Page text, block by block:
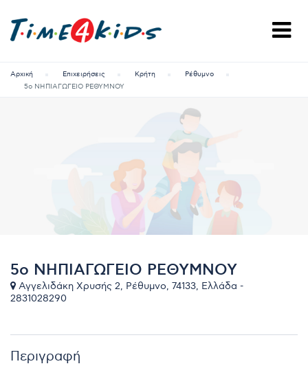
Αρχική Επιχειρήσεις Κρήτη
Ρέθυμνο
5ο ΝΗΠΙΑΓΩΓΕΙΟ ΡΕΘΥΜΝΟΥ
5ο ΝΗΠΙΑΓΩΓΕΙΟ ΡΕΘΥΜΝΟΥ
Αγγελιδάκη Χρυσής 2, Ρέθυμνο, 74133, Ελλάδα -
2831028290
Περιγραφή